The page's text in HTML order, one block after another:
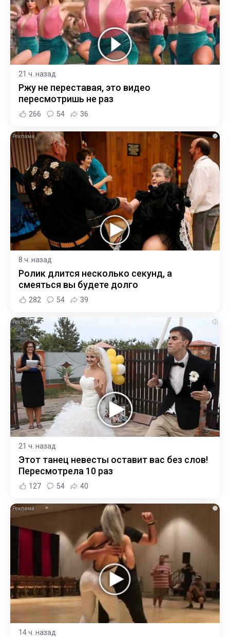
21 ч. назад
Ржу не переставая, это видео
пересмотришь не раз
266 54 36
i
8 ч. назад
Ролик длится несколько секунд, а
смеяться вы будете долго
282 54 39
i
21 ч. назад
Этот танец невесты оставит вас без слов!
Пересмотрела 10 раз
127 54 40
i
14 ч. назад